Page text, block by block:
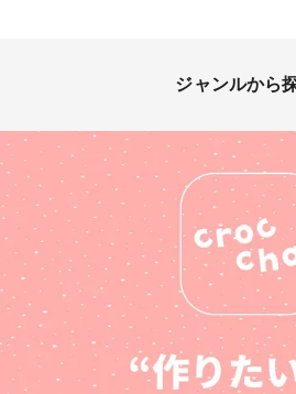
ジャンルから